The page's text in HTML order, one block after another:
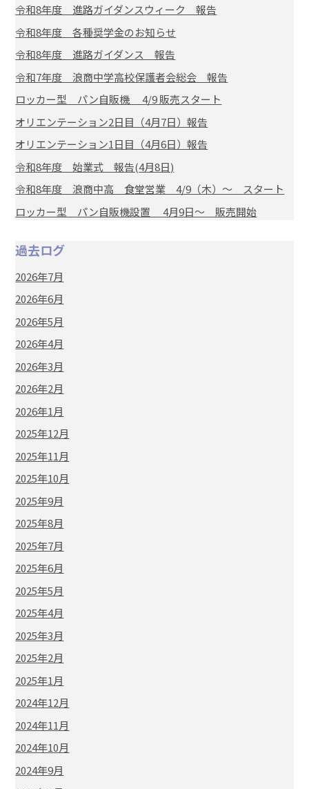
令和8年度 進路ガイダンスウィーク 報告
令和8年度 各種奨学金のお知らせ
令和8年度 進路ガイダンス 報告
令和7年度 浪商中学高校保護者会総会 報告
ロッカー型 パン自販機 4/9 販売スタート
オリエンテーション2日目（4月7日）報告
オリエンテーション1日目（4月6日）報告
令和8年度 始業式 報告(4月8日)
令和8年度 浪商中高 食堂営業 4/9（木）～ スタート
ロッカー型 パン自販機設置 4月9日～ 販売開始
過去ログ
2026年7月
2026年6月
2026年5月
2026年4月
2026年3月
2026年2月
2026年1月
2025年12月
2025年11月
2025年10月
2025年9月
2025年8月
2025年7月
2025年6月
2025年5月
2025年4月
2025年3月
2025年2月
2025年1月
2024年12月
2024年11月
2024年10月
2024年9月